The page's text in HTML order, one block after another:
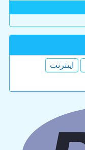
اینترنت